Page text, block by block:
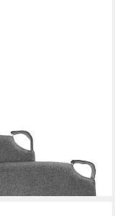
35 (hinten) x 40 x